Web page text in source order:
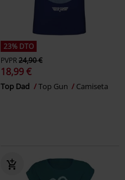
23% DTO
PVPR24,90 €
18,99 €
Top Dad Top Gun Camiseta